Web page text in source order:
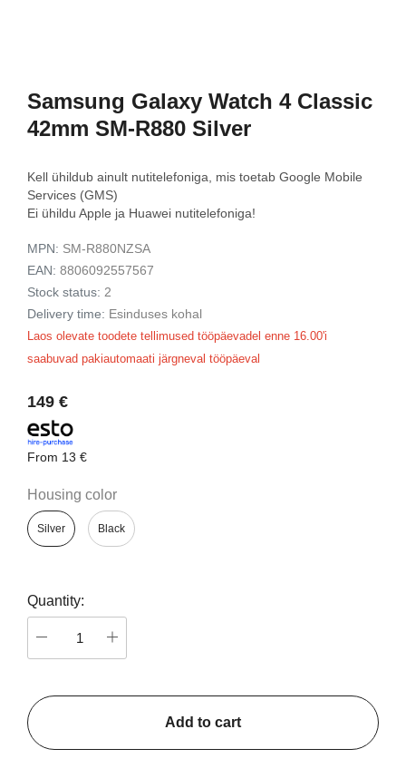
Samsung Galaxy Watch 4 Classic
42mm SM-R880 Silver
Kell ühildub ainult nutitelefoniga, mis toetab Google Mobile
Services (GMS)
Ei ühildu Apple ja Huawei nutitelefoniga!
MPN: SM-R880NZSA
EAN: 8806092557567
Stock status: 2
Delivery time: Esinduses kohal
Laos olevate toodete tellimused tööpäevadel enne 16.00'i
saabuvad pakiautomaati järgneval tööpäeval
149 €
From 13 €
Housing color
Silver Black
Quantity:
Add to cart